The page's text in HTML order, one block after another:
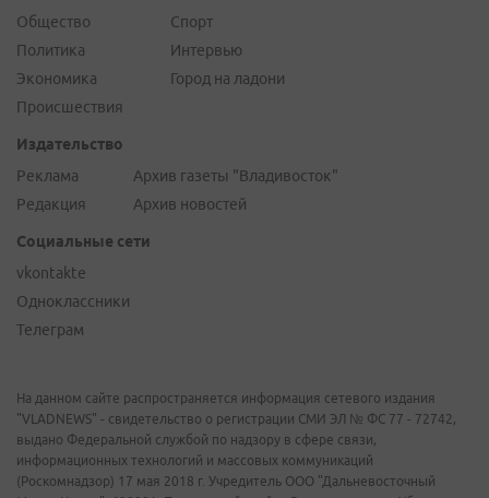
Общество
Политика
Экономика
Происшествия
Спорт
Интервью
Город на ладони
Издательство
Реклама
Редакция
Архив газеты "Владивосток"
Архив новостей
Социальные сети
vkontakte
Одноклассники
Телеграм
На данном сайте распространяется информация сетевого издания
"VLADNEWS" - свидетельство о регистрации СМИ ЭЛ № ФС 77 - 72742,
выдано Федеральной службой по надзору в сфере связи,
информационных технологий и массовых коммуникаций
(Роскомнадзор) 17 мая 2018 г. Учредитель ООО "Дальневосточный